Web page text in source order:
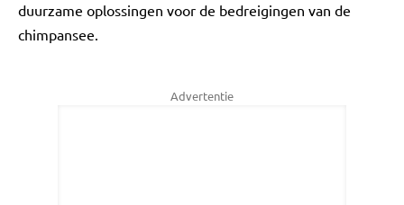
duurzame oplossingen voor de bedreigingen van de
chimpansee.
Advertentie